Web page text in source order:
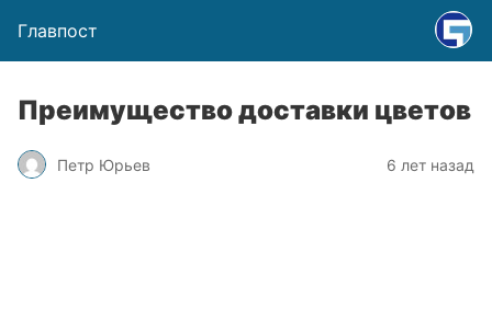
Главпост
Преимущество доставки цветов
Петр Юрьев 6 лет назад